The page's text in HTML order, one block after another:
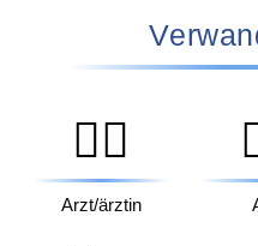
🧑‍⚕️
Arzt/ärztin